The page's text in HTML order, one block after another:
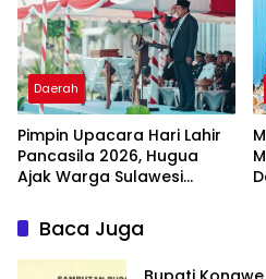
Daerah
Pimpin Upacara Hari Lahir
Pancasila 2026, Hugua
Ajak Warga Sulawesi
Komitmen Kebangsaan
Baca Juga